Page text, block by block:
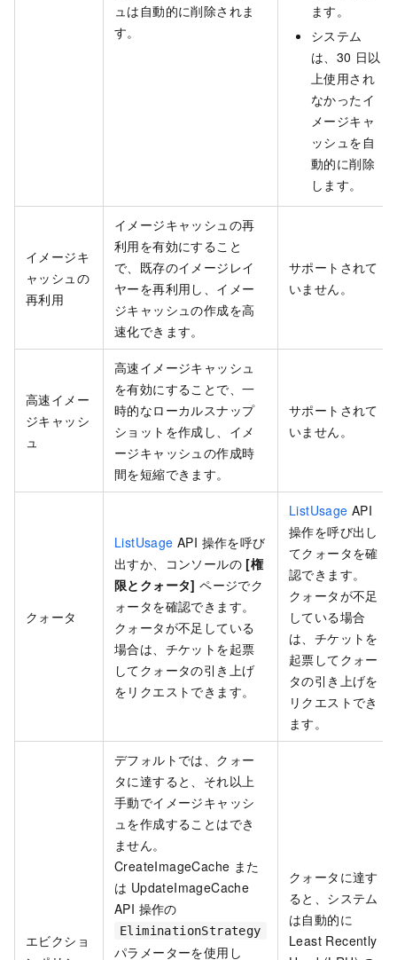
ュは自動的に削除されま
す。
ます。
システム
は、30 日以
上使用され
なかったイ
メージキャ
ッシュを自
動的に削除
します。
イメージキ
ャッシュの
再利用
イメージキャッシュの再
利用を有効にすること
で、既存のイメージレイ
ヤーを再利用し、イメー
ジキャッシュの作成を高
速化できます。
サポートされて
いません。
高速イメー
ジキャッシ
ュ
高速イメージキャッシュ
を有効にすることで、一
時的なローカルスナップ
ショットを作成し、イメ
ージキャッシュの作成時
間を短縮できます。
サポートされて
いません。
クォータ
ListUsage API 操作を呼び
出すか、コンソールの [権
限とクォータ] ページでク
ォータを確認できます。
クォータが不足している
場合は、チケットを起票
してクォータの引き上げ
をリクエストできます。
ListUsage API
操作を呼び出し
てクォータを確
認できます。
クォータが不足
している場合
は、チケットを
起票してクォー
タの引き上げを
リクエストでき
ます。
エビクショ
デフォルトでは、クォー
タに達すると、それ以上
手動でイメージキャッシ
ュを作成することはでき
ません。
CreateImageCache また
は UpdateImageCache
API 操作の
EliminationStrategy
パラメーターを使用し
クォータに達す
ると、システム
は自動的に
Least Recently